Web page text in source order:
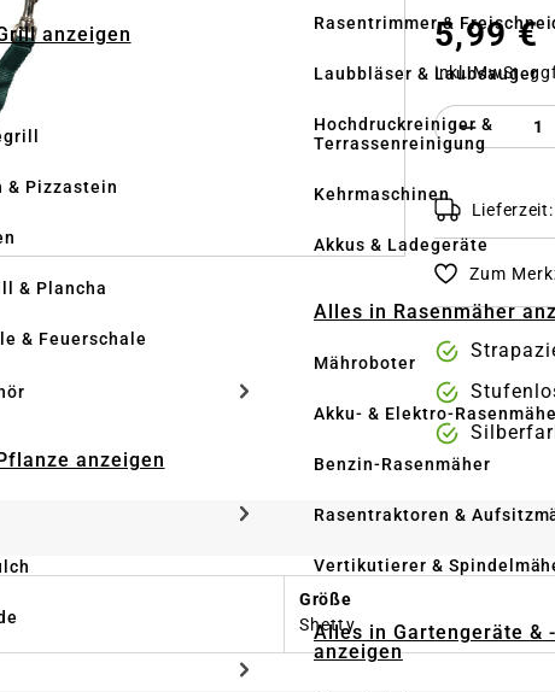
anzeigen
& Pizzastein
& Plancha
& Feuerschale
anzeigen
Rasentrimmer &
Laubbläser & Laubsauger
Hochdruckreiniger &
Terrassenreinigung
Kehrmaschinen
Akkus & Ladegeräte
Alles in Rasenmäher
Mähroboter
Akku- & Elektro-
Benzin-Rasenmäher
Rasentraktoren &
Vertikutierer &
Alles in Gartengeräte &
anzeigen
5,99 €
inkl. MwSt.
Produkt
Zum
Größe
Shetty